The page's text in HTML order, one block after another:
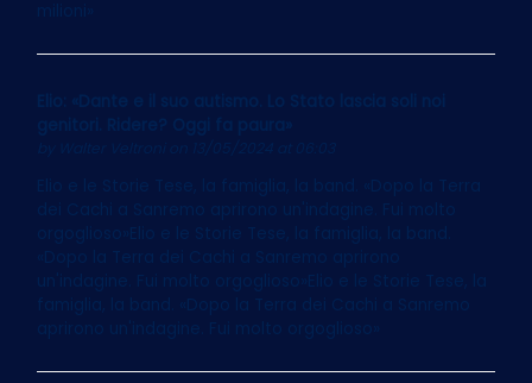
Elio: «Dante e il suo autismo. Lo Stato lascia soli noi
genitori. Ridere? Oggi fa paura»
Walter Veltroni on 13/05/2024 at 06:03
Elio e le Storie Tese, la famiglia, la band. «Dopo la Terra
dei Cachi a Sanremo aprirono un'indagine. Fui molto
orgoglioso»Elio e le Storie Tese, la famiglia, la band.
«Dopo la Terra dei Cachi a Sanremo aprirono
un'indagine. Fui molto orgoglioso»Elio e le Storie Tese, la
famiglia, la band. «Dopo la Terra dei Cachi a Sanremo
aprirono un'indagine. Fui molto orgoglioso»